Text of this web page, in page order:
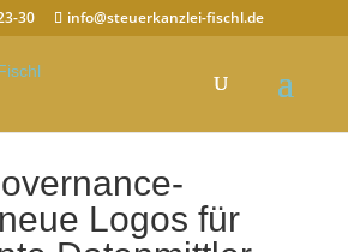
30 info@steuerkanzlei-fischl.de
Logos für